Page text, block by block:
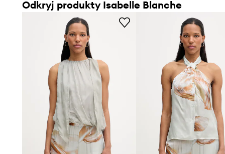
Odkryj produkty Isabelle Blanche